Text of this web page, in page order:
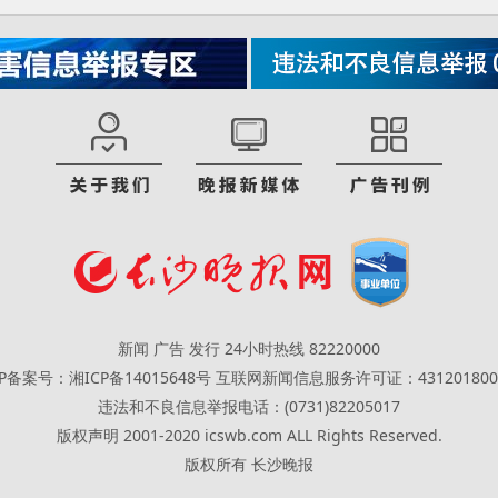
新闻 广告 发行 24小时热线 82220000
备案号：湘ICP备14015648号 互联网新闻信息服务许可证：
违法和不良信息举报电话：(0731)82205017
版权声明 2001-2020 icswb.com ALL Rights Reserved.
版权所有 长沙晚报